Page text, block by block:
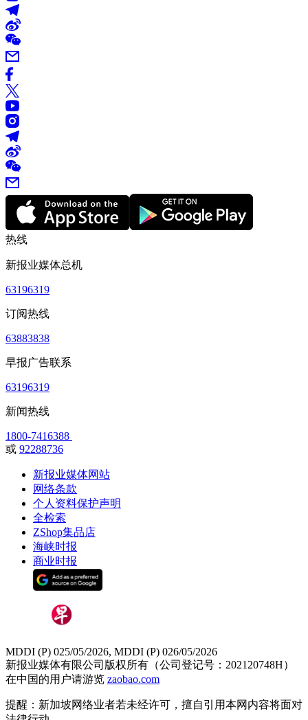
热线
新报业媒体总机
63196319
订阅热线
63883838
早报广告联系
63196319
新闻热线
1800-7416388
或 92288736
新报业媒体网站
网络条款
个人资料保护声明
全检索
ZShop集品店
海峡时报
商业时报
MDDI (P) 025/05/2026, MDDI (P) 026/05/2026
新报业媒体有限公司版权所有（公司登记号：202120748H）
在中国的用户请游览 zaobao.com
提醒：新加坡网络业者若未经许可，擅自引用本网内容将面对